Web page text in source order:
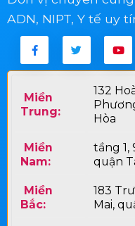
ADN, NIPT, Y tế uy
Miền
Trung:
132
Hòa
Miền
Nam:
tầng 1,
quận
Miền
Bắc:
183
Mai,